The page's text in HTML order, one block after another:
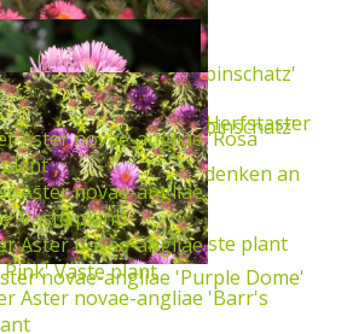
plant
novae-angliae 'Rubinschatz'
novae-angliae 'Rubinschatz'
novae-angliae 'Andenken an
Vaste plant
Herfstaster
'Rudelsburg'Vaste plant
novae-angliae 'Purple Dome'
Herfstaster